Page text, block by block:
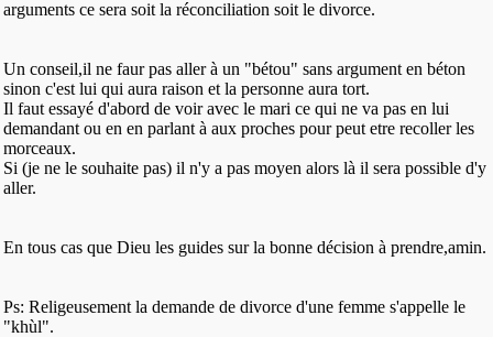
arguments ce sera soit la réconciliation soit le divorce.
Un conseil,il ne faur pas aller à un "bétou" sans argument en béton
sinon c'est lui qui aura raison et la personne aura tort.
Il faut essayé d'abord de voir avec le mari ce qui ne va pas en lui
demandant ou en en parlant à aux proches pour peut etre recoller les
morceaux.
Si (je ne le souhaite pas) il n'y a pas moyen alors là il sera possible d'y
aller.
En tous cas que Dieu les guides sur la bonne décision à prendre,amin.
Ps: Religeusement la demande de divorce d'une femme s'appelle le
"khùl".